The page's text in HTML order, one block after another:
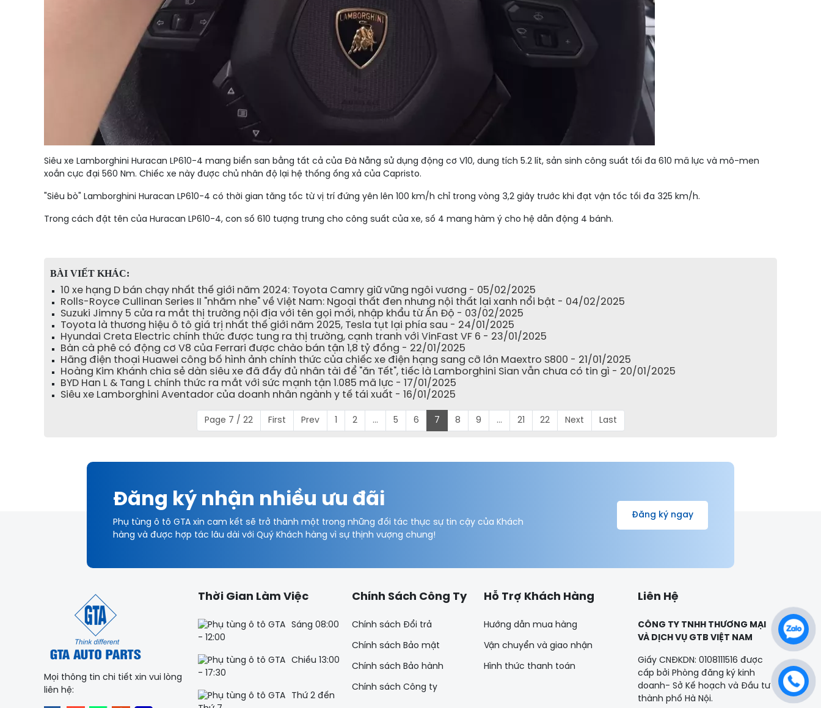
Siêu xe Lamborghini Huracan LP610-4 mang biển san bằng tất cả của Đà Nẵng sử dụng động cơ V10, dung tích 5.2 lít, sản sinh công suất tối đa 610 mã lực và mô-men
xoắn cực đại 560 Nm. Chiếc xe này được chủ nhân độ lại hệ thống ống xả của Capristo.
"Siêu bò" Lamborghini Huracan LP610-4 có thời gian tăng tốc từ vị trí đứng yên lên 100 km/h chỉ trong vòng 3,2 giây trước khi đạt vận tốc tối đa 325 km/h.
Trong cách đặt tên của Huracan LP610-4, con số 610 tượng trưng cho công suất của xe, số 4 mang hàm ý cho hệ dẫn động 4 bánh.
BÀI VIẾT KHÁC:
10 xe hạng D bán chạy nhất thế giới năm 2024: Toyota Camry giữ vững ngôi vương - 05/02/2025
Rolls-Royce Cullinan Series II "nhăm nhe" về Việt Nam: Ngoại thất đen nhưng nội thất lại xanh nổi bật - 04/02/2025
Suzuki Jimny 5 cửa ra mắt thị trường nội địa với tên gọi mới, nhập khẩu từ Ấn Độ - 03/02/2025
Toyota là thương hiệu ô tô giá trị nhất thế giới năm 2025, Tesla tụt lại phía sau - 24/01/2025
Hyundai Creta Electric chính thức được tung ra thị trường, cạnh tranh với VinFast VF 6 - 23/01/2025
Bàn cà phê có động cơ V8 của Ferrari được chào bán tận 1,8 tỷ đồng - 22/01/2025
Hãng điện thoại Huawei công bố hình ảnh chính thức của chiếc xe điện hạng sang cỡ lớn Maextro S800 - 21/01/2025
Hoàng Kim Khánh chia sẻ dàn siêu xe đã đầy đủ nhân tài để "ăn Tết", tiếc là Lamborghini Sian vẫn chưa có tin gì - 20/01/2025
BYD Han L & Tang L chính thức ra mắt với sức mạnh tận 1.085 mã lực - 17/01/2025
Siêu xe Lamborghini Aventador của doanh nhân ngành y tế tái xuất - 16/01/2025
Page 7 / 22 First Prev 1 2 ... 5 6 7 8 9 ... 21 22 Next Last
Đăng ký nhận nhiều ưu đãi
Phụ tùng ô tô GTA xin cam kết sẽ trở thành một trong những đối tác thực sự tin cậy của Khách
hàng và được hợp tác lâu dài với Quý Khách hàng vì sự thịnh vượng chung!
Đăng ký ngay
Mọi thông tin chi tiết xin vui lòng
liên hệ:
Thời Gian Làm Việc
Sáng 08:00
- 12:00
Chiều 13:00
- 17:30
Thứ 2 đến
Chính Sách Công Ty
Chính sách Đổi trả
Chính sách Bảo mật
Chính sách Bảo hành
Chính sách Công ty
Hỗ Trợ Khách Hàng
Hướng dẫn mua hàng
Vận chuyển và giao nhận
Hình thức thanh toán
Liên Hệ
CÔNG TY TNHH THƯƠNG MẠI
VÀ DỊCH VỤ GTB VIỆT NAM
Giấy CNĐKDN: 0108111516 được
cấp bởi Phòng đăng ký kinh
doanh- Sở Kế hoạch và Đầu tư
thành phố Hà Nội.